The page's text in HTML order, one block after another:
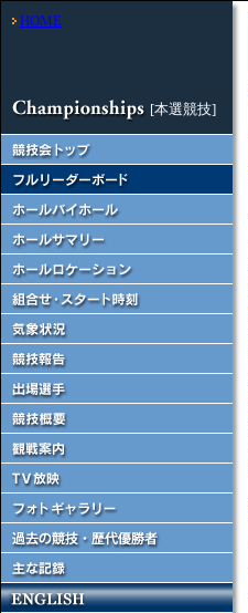
HOME
[本選競技]